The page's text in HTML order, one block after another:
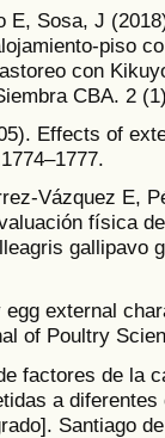
E, Sosa, J
piso
con
CBA. 2
Effects of
Vázquez E,
física
gallipavo
egg external
of Poultry
factores de la
a
Santiago